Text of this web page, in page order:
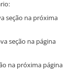
seção na próxima
seção na página
na próxima página